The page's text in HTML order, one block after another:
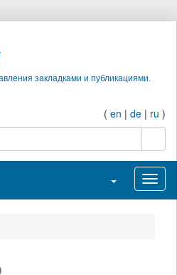
закладками и публикациями.
( en | de | ru )
Переключить